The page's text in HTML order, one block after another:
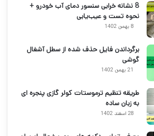
8 نشانه خرابی سنسور دمای آب خودرو +
نحوه تست و عیب‌یابی
8 بهمن 1402
برگرداندن فایل حذف شده از سطل آشغال
گوشی
21 بهمن 1402
طریقه تنظیم ترموستات کولر گازی پنجره ای
به زبان ساده
28 اسفند 1402